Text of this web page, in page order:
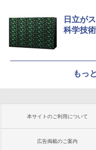
日立が
科学技
もっ
本サイトのご利用について
広告掲載のご案内